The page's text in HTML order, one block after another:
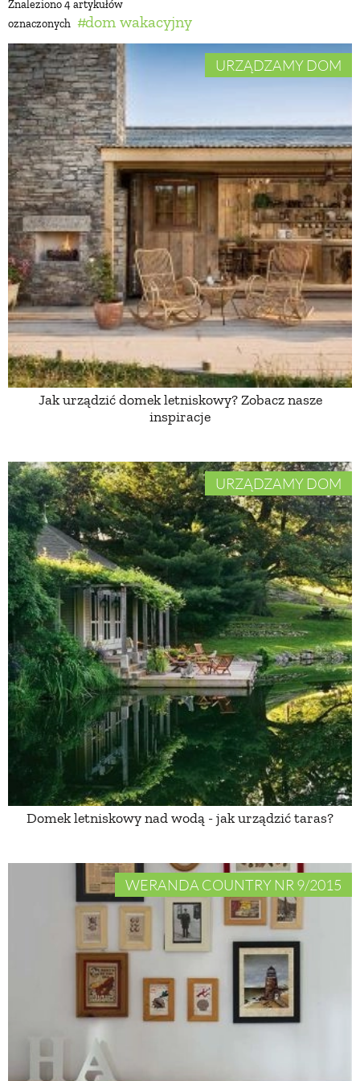
Znaleziono 4 artykułów
oznaczonych
dom wakacyjny
URZĄDZAMY DOM
Jak urządzić domek letniskowy? Zobacz nasze
inspiracje
URZĄDZAMY DOM
Domek letniskowy nad wodą - jak urządzić taras?
WERANDA COUNTRY NR 9/2015
BUDUJEMY DOM
WARZYWA I OWOCE
ROŚLINY OGRODOWE
PORADY
ZIELEŃ W DOMU
PROJEKTOWANIE OGRODU
NATURALNIE
NATURALNA APTECZKA
DLA DOMU
EKO ŻYCIE
PRZYRODA
ZWIERZĘTA DOMOWE
ZWIERZĘTA W NATURZE
GRZYBY
KRAJOBRAZ
RĘKODZIEŁO
ZWYCZAJE